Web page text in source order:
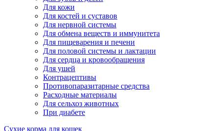
Для кожи
Для костей и суставов
Для нервной системы
Для обмена веществ и иммунитета
Для пищеварения и печени
Для половой системы и лактации
Для сердца и кровообращения
Для ушей
Контрацептивы
Противопаразитарные средства
Расходные материалы
Для сельхоз животных
При диабете
Сухие корма для кошек